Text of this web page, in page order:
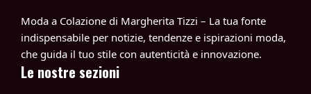
Moda a Colazione di Margherita Tizzi – La tua fonte
indispensabile per notizie, tendenze e ispirazioni moda,
che guida il tuo stile con autenticità e innovazione.
Le nostre sezioni